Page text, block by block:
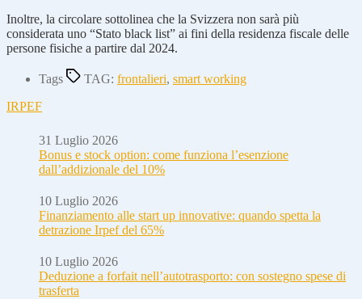
Inoltre, la circolare sottolinea che la Svizzera non sarà più
considerata uno “Stato black list” ai fini della residenza fiscale delle
persone fisiche a partire dal 2024.
Tags TAG: frontalieri, smart working
IRPEF
31 Luglio 2026
Bonus e stock option: come funziona l’esenzione
dall’addizionale del 10%
10 Luglio 2026
Finanziamento alle start up innovative: quando spetta la
detrazione Irpef del 65%
10 Luglio 2026
Deduzione a forfait nell’autotrasporto: con sostegno spese di
trasferta